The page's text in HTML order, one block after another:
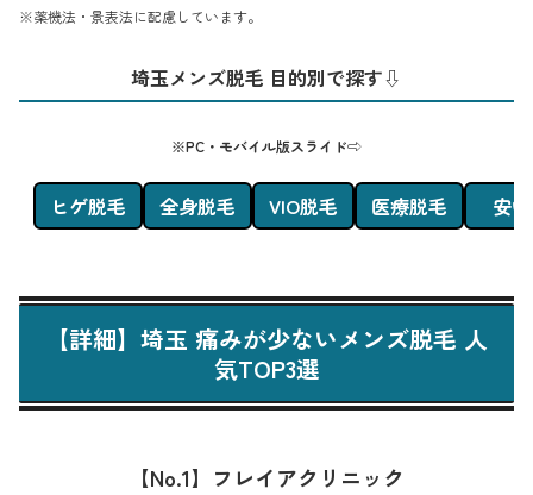
※薬機法・景表法に配慮しています。
埼玉メンズ脱毛 目的別で探す⇩
※PC・モバイル版スライド⇨
ヒゲ脱毛 全身脱毛 VIO脱毛 医療脱毛 安い
【詳細】埼玉 痛みが少ないメンズ脱毛 人
気TOP3選
【No.1】フレイアクリニック